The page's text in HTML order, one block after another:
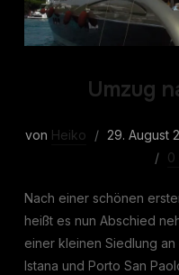
Umzug
von Heiko 29. August
0
Nach einer schönen
heißt es nun Abschied
einer kleinen Siedlung
Istana und Porto San